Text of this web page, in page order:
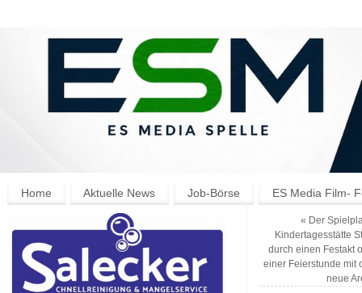
Home Aktuelle News Job-Börse ES Media Film-
« Der
Kindertagesstätte
durch einen Festakt
einer Feierstunde mit
neue